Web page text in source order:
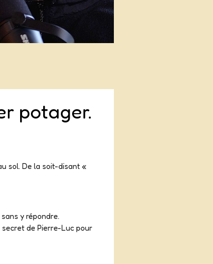
potager.
sol. De la soit-disant «
y répondre.
de Pierre-Luc pour